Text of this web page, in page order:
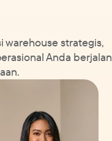
warehouse strategis,
Anda berjalan